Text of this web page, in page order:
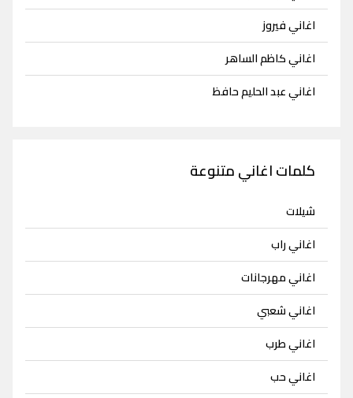
اغاني فيروز
اغاني كاظم الساهر
اغاني عبد الحليم حافظ
كلمات اغاني متنوعة
شيلات
اغاني راب
اغاني مهرجانات
اغاني شعبي
اغاني طرب
اغاني حب